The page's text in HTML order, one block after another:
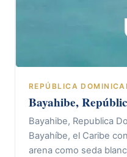
REPÚBLICA
Bayahibe,
Bayahibe, Republica
Bayahíbe, el Caribe
arena como seda